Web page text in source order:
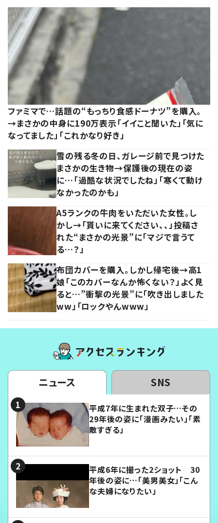
ファミマで…話題の“もっちり食感ドーナツ”を購入。
→まさかの中身に190万表示「イイこと聞いた」「気に
なってました」「これかなり好き」
雪の残る冬の日、ガレージ前で見つけた
まさかの生き物→保護後の現在の姿
に…「過酷な状況でしたね」「寒くて動け
なかったのかも」
A5ランクの牛肉をいただいた女性。し
かし→「貰いに来てください、、」投稿さ
れた“まさかの光景”に「マジで言うて
る…？」
布団カバーを購入。しかし帰宅後→高1
娘「このカバーなんか怖くない？」よく見
ると…”衝撃の光景”に「吹き出しました
ww」「ロックやんwww」
ニュース SNS
平成7年に生まれた双子…その
29年後の姿に「漫画みたい」「素
敵すぎる」
平成6年に撮った2ショット 30
年後の姿に…「美男美女」「こん
な夫婦になりたい」